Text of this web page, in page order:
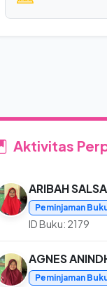
Aktivitas
ARIBAH
Peminjaman
ID Buku: 2179
AGNES
Peminjaman